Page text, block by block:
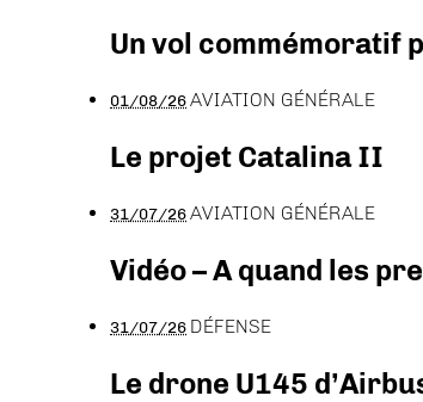
Un vol commémoratif
01/08/26AVIATION GÉNÉRALE
Le projet Catalina II
31/07/26AVIATION GÉNÉRALE
Vidéo – A quand les
31/07/26 DÉFENSE
Le drone U145